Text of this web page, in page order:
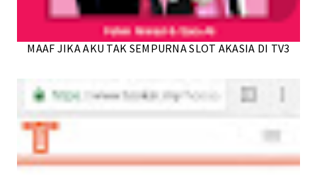
MAAF JIKA AKU TAK SEMPURNA SLOT AKASIA DI TV3